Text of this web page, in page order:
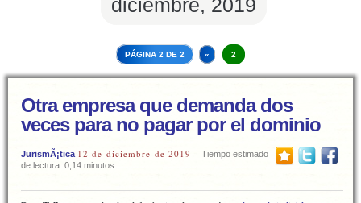
diciembre, 2019
PÁGINA 2 DE 2 « 2
Otra empresa que demanda dos
veces para no pagar por el dominio
JurismÃ¡tica 12 de diciembre de 2019
Tiempo estimado
de lectura: 0,14 minutos.